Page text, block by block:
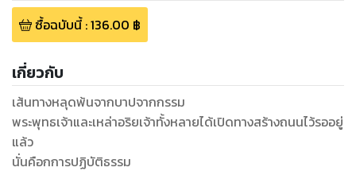
ซื้อฉบับนี้:136.00 ฿
เกี่ยวกับ
เส้นทางหลุดพ้นจากบาปจากกรรม
พระพุทธเจ้าและเหล่าอริยเจ้าทั้งหลายได้เปิดทางสร้างถนนไว้รออยู่
แล้ว
นั่นคือกการปฏิบัติธรรม